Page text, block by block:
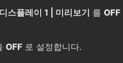
스플레이 1 | 미리보기 를 OFF
OFF 로 설정합니다.